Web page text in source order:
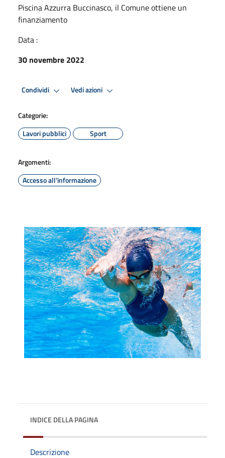
Piscina Azzurra Buccinasco, il Comune ottiene un
finanziamento
Data :
30 novembre 2022
Condividi Vedi azioni
Categorie:
Lavori pubblici
Sport
Argomenti:
Accesso all'informazione
INDICE DELLA PAGINA
Descrizione